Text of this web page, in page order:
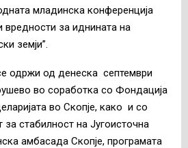
младинска конференција
вредности за иднината на
земји”.
одржи од денеска септември
во соработка со Фондација
во Скопје, како и со
стабилност на Југоисточна
амбасада Скопје, програмата